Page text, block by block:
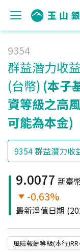
9354
群益潛力收
(台幣) (本子
資等級之高
可能為本金)
9.0077 新臺
-0.63%
最新淨值日期
風險報酬等級(本行